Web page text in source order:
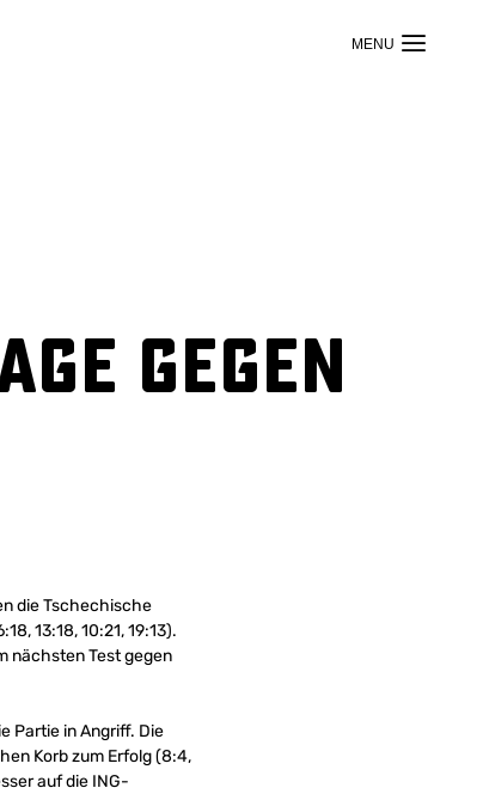
gegen
die Tschechische
13:18, 10:21, 19:13).
nächsten Test gegen
Partie in Angriff. Die
Korb zum Erfolg (8:4,
auf die ING-